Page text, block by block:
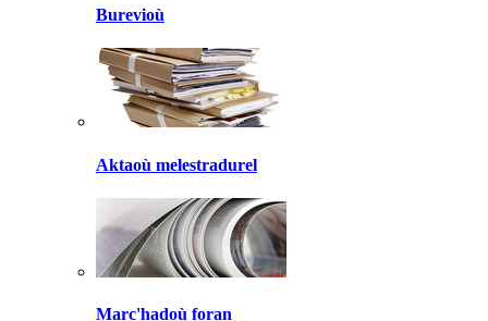
Burevioù
Aktaoù melestradurel
Marc'hadoù foran